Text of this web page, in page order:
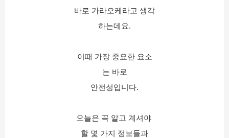
바로 가라오케라고 생각
하는데요.
이때 가장 중요한 요소
는 바로
안전성입니다.
오늘은 꼭 알고 계셔야
할 몇 가지 정보들과